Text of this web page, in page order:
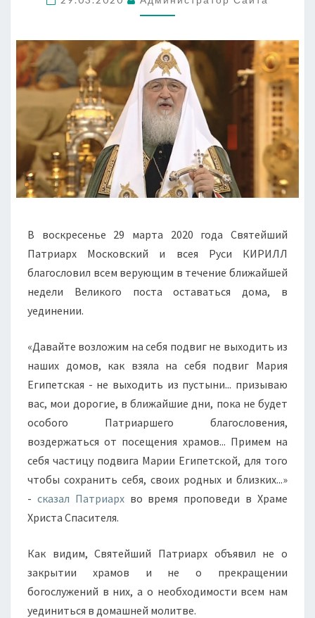
ДОМА
В воскресенье 29 марта 2020 года Святейший
Патриарх Московский и всея Руси КИРИЛЛ
благословил всем верующим в течение ближайшей
недели Великого поста оставаться дома, в
уединении.
«Давайте возложим на себя подвиг не выходить из
наших домов, как взяла на себя подвиг Мария
Египетская - не выходить из пустыни... призываю
вас, мои дорогие, в ближайшие дни, пока не будет
особого Патриаршего благословения,
воздержаться от посещения храмов... Примем на
себя частицу подвига Марии Египетской, для того
чтобы сохранить себя, своих родных и близких...»
- сказал Патриархво время проповеди в Храме
Христа Спасителя.
Как видим, Святейший Патриарх объявил не о
закрытии храмов и не о прекращении
богослужений в них, а о необходимости всем нам
уединиться в домашней молитве.